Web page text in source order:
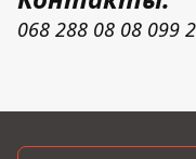
068 288 08 08 099